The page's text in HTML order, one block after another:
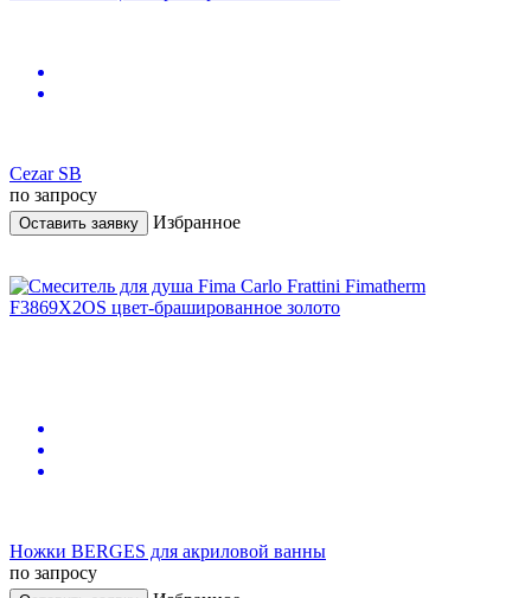
Cezar SB
по запросу
Оставить заявку Избранное
Ножки BERGES для акриловой ванны
по запросу